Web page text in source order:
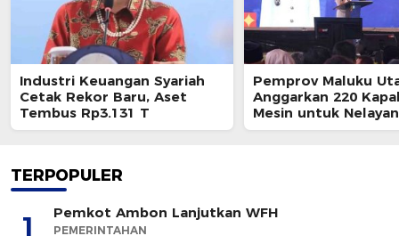
Industri Keuangan Syariah
Cetak Rekor Baru, Aset
Tembus Rp3.131 T
Pemprov Maluku
Anggarkan 220
Mesin untuk Nelayan
TERPOPULER
1 Pemkot Ambon Lanjutkan WFH
PEMERINTAHAN